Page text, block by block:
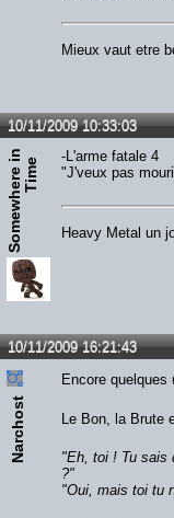
Mieux vaut etre
10/11/2009 10:33:03
S
o
m
e
w
h
e
r
ei
n
T
i
me
-L'arme fatale 4
"J'veux pas
Heavy Metal un
10/11/2009 16:21:43
Narchost
Encore quelques
Le Bon, la Brute
"Eh, toi ! Tu sais
?"
"Oui, mais toi tu